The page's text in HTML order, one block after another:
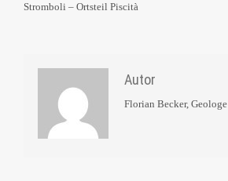
Stromboli – Ortsteil Piscità
Autor
Florian Becker, Geologe